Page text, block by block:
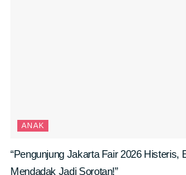
ANAK
“Pengunjung Jakarta Fair 2026 Histeris,
Mendadak Jadi Sorotan!”